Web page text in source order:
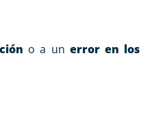
o a un error en los